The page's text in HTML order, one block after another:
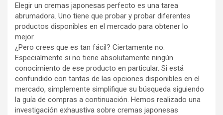
Elegir un cremas japonesas perfecto es una tarea
abrumadora. Uno tiene que probar y probar diferentes
productos disponibles en el mercado para obtener lo
mejor.
¿Pero crees que es tan fácil? Ciertamente no.
Especialmente si no tiene absolutamente ningún
conocimiento de ese producto en particular. Si está
confundido con tantas de las opciones disponibles en el
mercado, simplemente simplifique su búsqueda siguiendo
la guía de compras a continuación. Hemos realizado una
investigación exhaustiva sobre cremas japonesas